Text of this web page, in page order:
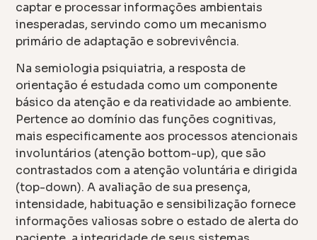
captar e processar informações ambientais
inesperadas, servindo como um mecanismo
primário de adaptação e sobrevivência.
Na semiologia psiquiatria, a resposta de
orientação é estudada como um componente
básico da atenção e da reatividade ao ambiente.
Pertence ao domínio das funções cognitivas,
mais especificamente aos processos atencionais
involuntários (atenção bottom-up), que são
contrastados com a atenção voluntária e dirigida
(top-down). A avaliação de sua presença,
intensidade, habituação e sensibilização fornece
informações valiosas sobre o estado de alerta do